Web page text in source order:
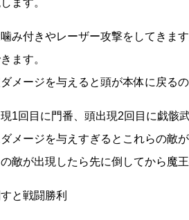
ます。
み付きやレーザー攻撃をしてきま
ます。
メージを与えると頭が本体に戻る
1回目に門番、頭出現2回目に戯骸
メージを与えすぎるとこれらの敵
敵が出現したら先に倒してから魔
すと戦闘勝利